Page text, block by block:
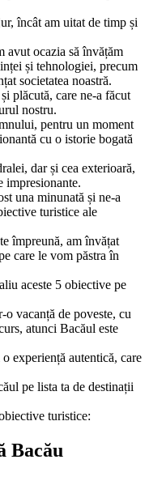
relaxantă prin
exotice, iar apoi ne-
încât am uitat de timp și
avut ocazia să învățăm
și tehnologiei, precum
societatea noastră.
plăcută, care ne-a făcut
nostru.
pentru un moment
cu o istorie bogată
dar și cea exterioară,
una minunată și ne-a
turistice ale
împreună, am învățat
care le vom păstra în
aceste 5 obiective pe
vacanță de poveste, cu
atunci Bacăul este
experiență autentică, care
turistice: